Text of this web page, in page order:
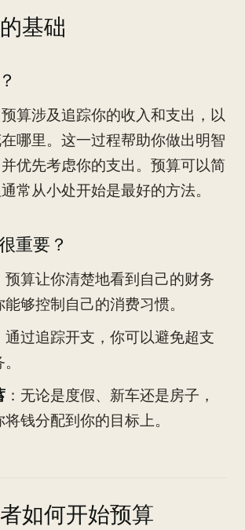
基础
算涉及追踪你的收入和支出，以
哪里。这一过程帮助你做出明智
优先考虑你的支出。预算可以简
常从小处开始是最好的方法。
重要？
预算让你清楚地看到自己的财务
够控制自己的消费习惯。
通过追踪开支，你可以避免超支
：无论是度假、新车还是房子，
钱分配到你的目标上。
如何开始预算